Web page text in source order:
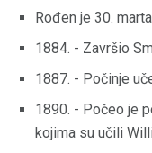
Rođen je 30.
1884. - Završio
1887. - Počinje
1890. - Počeo je
kojima su učili